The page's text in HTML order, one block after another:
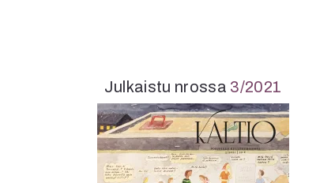
Julkaistu nrossa 3/2021